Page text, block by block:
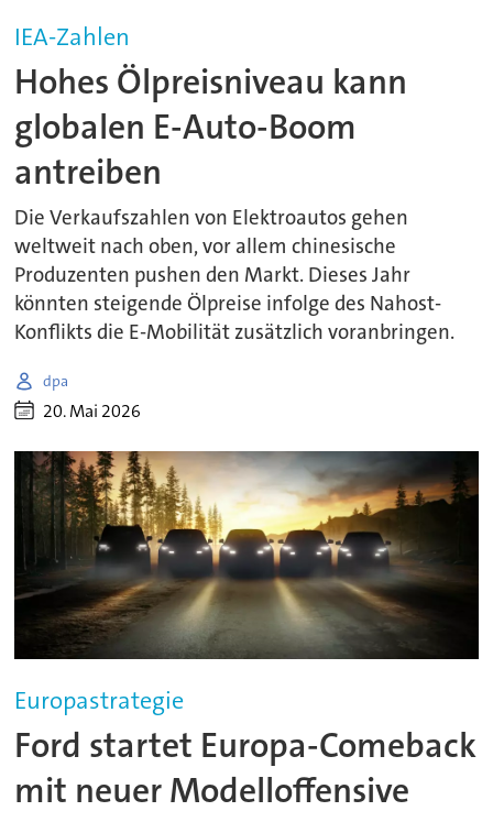
IEA-Zahlen
Hohes Ölpreisniveau kann
globalen E-Auto-Boom
antreiben
Die Verkaufszahlen von Elektroautos gehen
weltweit nach oben, vor allem chinesische
Produzenten pushen den Markt. Dieses Jahr
könnten steigende Ölpreise infolge des Nahost-
Konflikts die E-Mobilität zusätzlich voranbringen.
dpa
20. Mai 2026
Europastrategie
Ford startet Europa-Comeback
mit neuer Modelloffensive